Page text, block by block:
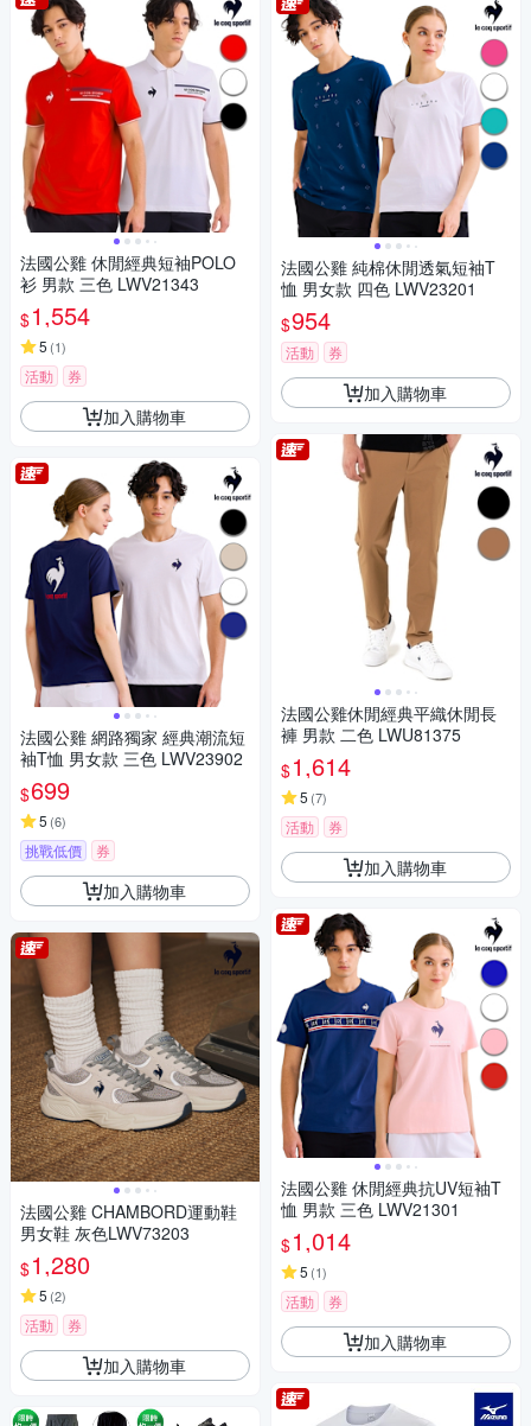
法國公雞 休閒經典短袖POLO
衫 男款 三色 LWV21343
$1,554
5 (1)
活動 券
加入購物車
法國公雞 網路獨家 經典潮流短
袖T恤 男女款 三色 LWV23902
$699
5 (6)
挑戰低價 券
加入購物車
法國公雞 CHAMBORD運動鞋
男女鞋 灰色LWV73203
$1,280
5 (2)
活動 券
加入購物車
法國公雞 純棉休閒透氣短袖T
恤 男女款 四色 LWV23201
$954
活動 券
加入購物車
法國公雞休閒經典平織休閒長
褲 男款 二色 LWU81375
$1,614
5 (7)
活動 券
加入購物車
法國公雞 休閒經典抗UV短袖T
恤 男款 三色 LWV21301
$1,014
5 (1)
活動 券
加入購物車